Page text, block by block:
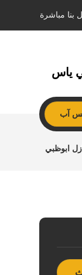
بنا مباشرة
ياس
آب
ابوظبي